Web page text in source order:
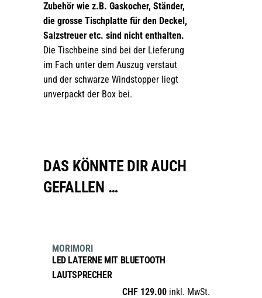
Zubehör wie z.B. Gaskocher, Ständer,
die grosse Tischplatte für den Deckel,
Salzstreuer etc. sind nicht enthalten.
Die Tischbeine sind bei der Lieferung
im Fach unter dem Auszug verstaut
und der schwarze Windstopper liegt
unverpackt der Box bei.
DAS KÖNNTE DIR AUCH
GEFALLEN …
sale
weist
Varianten
LED LATERNE MIT BLUETOOTH
LAUTSPRECHER
CHF 129.00 inkl. MwSt.
MORIMORI